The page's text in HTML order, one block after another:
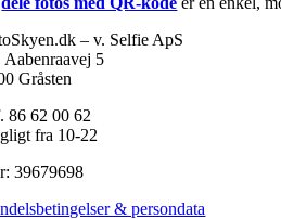
– v. Selfie ApS
Aabenraavej 5
Gråsten
86 62 00 62
fra 10-22
39679698
& persondata